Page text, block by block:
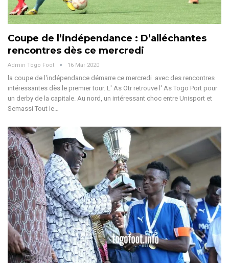
Coupe de l’indépendance : D’alléchantes
rencontres dès ce mercredi
Admin Togo Foot 16 Mar 2020
la coupe de l'indépendance démarre ce mercredi avec des rencontres
intéressantes dès le premier tour. L' As Otr retrouve l' As Togo Port pour
un derby de la capitale. Au nord, un intéressant choc entre Unisport et
Semassi Tout le…